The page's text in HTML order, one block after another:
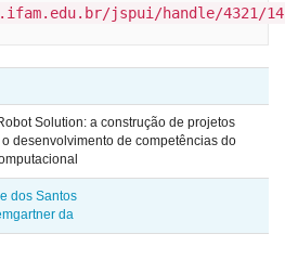
jspui/handle/4321/
Solution: a construção de projetos
desenvolvimento de competências do
dos Santos
da